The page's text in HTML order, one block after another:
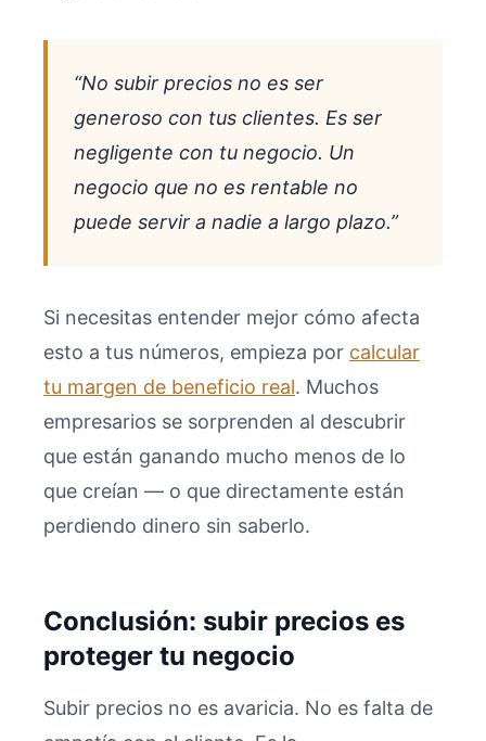
“No subir precios no es ser
generoso con tus clientes. Es ser
negligente con tu negocio. Un
negocio que no es rentable no
puede servir a nadie a largo plazo.”
Si necesitas entender mejor cómo afecta
esto a tus números, empieza por calcular
tu margen de beneficio real. Muchos
empresarios se sorprenden al descubrir
que están ganando mucho menos de lo
que creían — o que directamente están
perdiendo dinero sin saberlo.
Conclusión: subir precios es
proteger tu negocio
Subir precios no es avaricia. No es falta de